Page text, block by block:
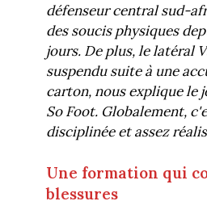
défenseur central sud-
des soucis physiques
jours. De plus, le latéral
suspendu suite à une
carton, nous explique le
So Foot. Globalement,
disciplinée et assez
Une formation qui
blessures